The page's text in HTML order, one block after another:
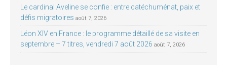
Le cardinal Aveline se confie : entre catéchuménat, paix et
défis migratoires août 7, 2026
Léon XIV en France : le programme détaillé de sa visite en
septembre – 7 titres, vendredi 7 août 2026 août 7, 2026